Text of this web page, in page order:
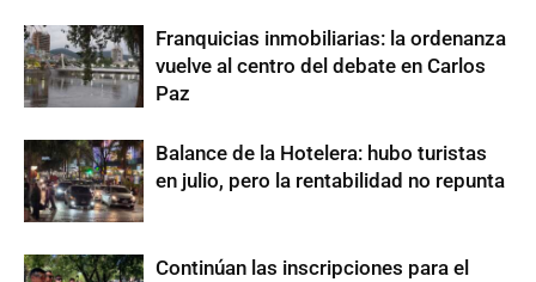
Franquicias inmobiliarias: la ordenanza
vuelve al centro del debate en Carlos
Paz
Balance de la Hotelera: hubo turistas
en julio, pero la rentabilidad no repunta
Continúan las inscripciones para el